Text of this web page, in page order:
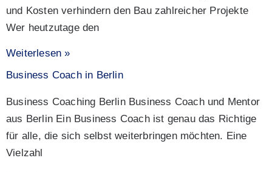
und Kosten verhindern den Bau zahlreicher Projekte
Wer heutzutage den
Weiterlesen »
Business Coach in Berlin
Business Coaching Berlin Business Coach und Mentor
aus Berlin Ein Business Coach ist genau das Richtige
für alle, die sich selbst weiterbringen möchten. Eine
Vielzahl